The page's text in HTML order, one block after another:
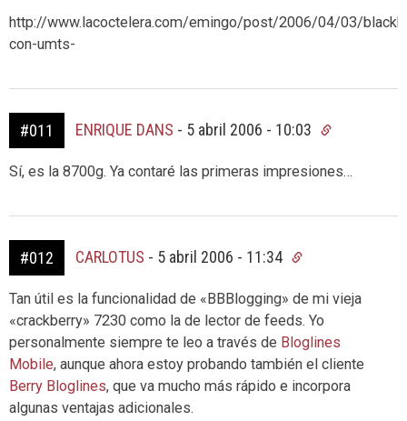
http://www.lacoctelera.com/emingo/post/2006/04/03/
con-umts-
#011 ENRIQUE DANS - 5 abril 2006 - 10:03
Sí, es la 8700g. Ya contaré las primeras impresiones…
#012 CARLOTUS - 5 abril 2006 - 11:34
Tan útil es la funcionalidad de «BBBlogging» de mi vieja
«crackberry» 7230 como la de lector de feeds. Yo
personalmente siempre te leo a través de Bloglines
Mobile, aunque ahora estoy probando también el cliente
Berry Bloglines, que va mucho más rápido e incorpora
algunas ventajas adicionales.